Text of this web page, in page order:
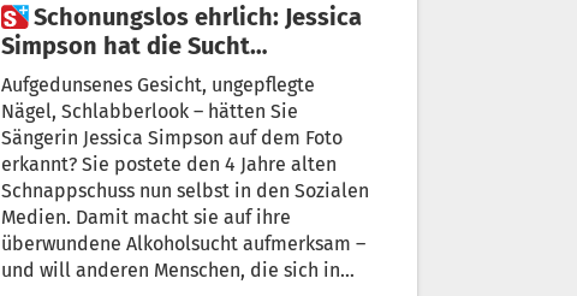
 Schonungslos ehrlich: Jessica
Simpson hat die Sucht
überwunden
Aufgedunsenes Gesicht, ungepflegte
Nägel, Schlabberlook – hätten Sie
Sängerin Jessica Simpson auf dem Foto
erkannt? Sie postete den 4 Jahre alten
Schnappschuss nun selbst in den Sozialen
Medien. Damit macht sie auf ihre
überwundene Alkoholsucht aufmerksam –
und will anderen Menschen, die sich in